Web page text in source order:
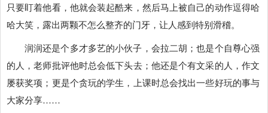
只要盯着他看，他就会装起酷来，然后马上被自己的动作逗得哈
哈大笑，露出两颗不怎么整齐的门牙，让人感到特别滑稽。
润润还是个多才多艺的小伙子，会拉二胡；也是个自尊心强
的人，老师批评他时总会低下头去；他还是个有文采的人，作文
屡获奖项；更是个贪玩的学生，上课时总会找出一些好玩的事与
大家分享……